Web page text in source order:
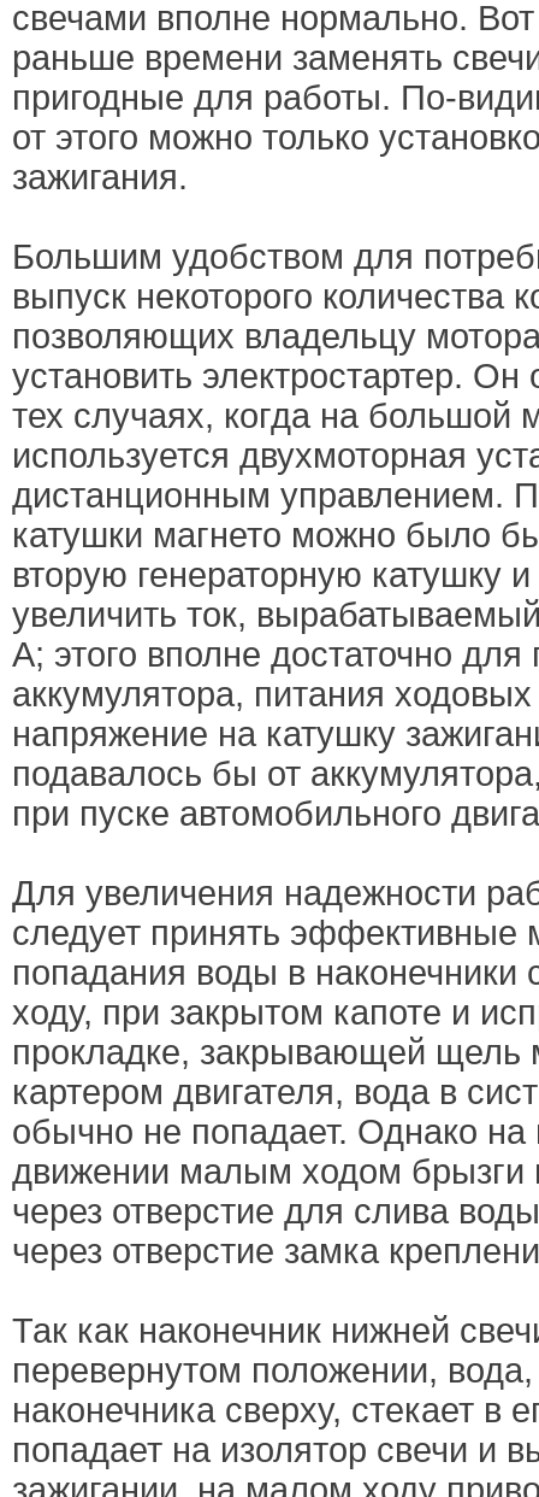
свечами вполне нормально.
раньше времени заменять
пригодные для работы. По-
от этого можно только
зажигания.
Большим удобством для
выпуск некоторого количества
позволяющих владельцу
установить электростартер.
тех случаях, когда на большой
используется двухмоторная
дистанционным управлением.
катушки магнето можно было
вторую генераторную катушку
увеличить ток,
А; этого вполне достаточно для
аккумулятора, питания
напряжение на катушку
подавалось бы от
при пуске автомобильного
Для увеличения надежности
следует принять эффективные
попадания воды в наконечники
ходу, при закрытом капоте и
прокладке, закрывающей щель
картером двигателя, вода в
обычно не попадает. Однако на
движении малым ходом брызги
через отверстие для слива
через отверстие замка
Так как наконечник нижней
перевернутом положении,
наконечника сверху, стекает в
попадает на изолятор свечи и